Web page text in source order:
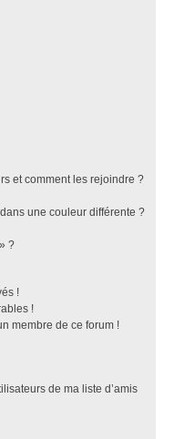
et comment les rejoindre ?
une couleur différente ?
?
!
!
membre de ce forum !
de ma liste d’amis